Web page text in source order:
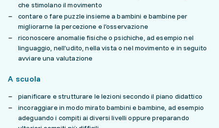
che stimolano il movimento
contare o fare puzzle insieme a bambini e bambine per
migliorarne la percezione e l’osservazione
riconoscere anomalie fisiche o psichiche, ad esempio nel
linguaggio, nell’udito, nella vista o nel movimento e in seguito
avviare una valutazione
A scuola
pianificare e strutturare le lezioni secondo il piano didattico
incoraggiare in modo mirato bambini e bambine, ad esempio
adeguando i compiti ai diversi livelli oppure preparando